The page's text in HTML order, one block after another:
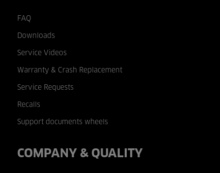
FAQ
Downloads
Service Videos
Warranty & Crash Replacement
Service Requests
Recalls
Support documents wheels
COMPANY & QUALITY